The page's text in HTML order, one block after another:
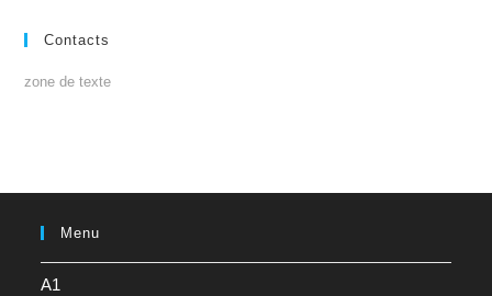
Contacts
zone de texte
Menu
A1